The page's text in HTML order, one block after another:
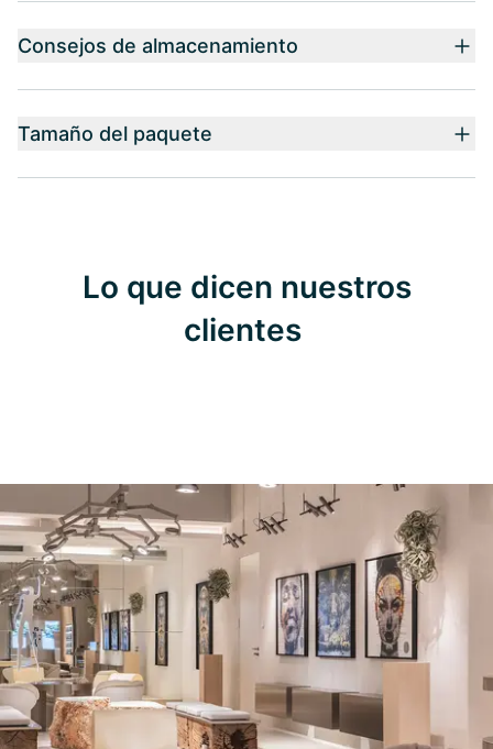
Consejos de almacenamiento
Tamaño del paquete
Lo que dicen nuestros
clientes